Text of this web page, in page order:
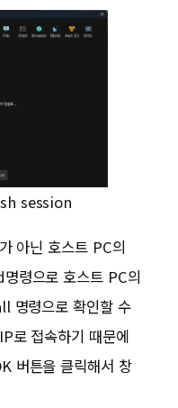
session
아닌 호스트 PC의
령으로 호스트 PC의
명령으로 확인할 수
로 접속하기 때문에
버튼을 클릭해서 창